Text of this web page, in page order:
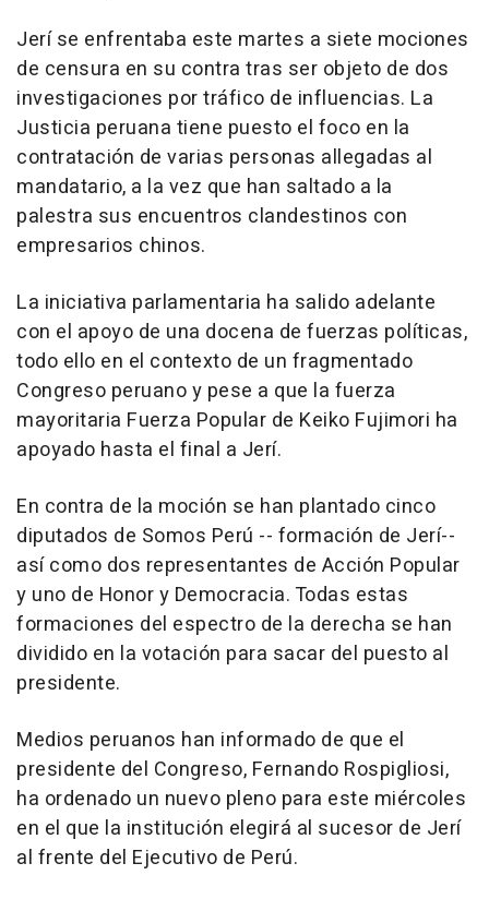
Jerí se enfrentaba este martes a siete mociones
de censura en su contra tras ser objeto de dos
investigaciones por tráfico de influencias. La
Justicia peruana tiene puesto el foco en la
contratación de varias personas allegadas al
mandatario, a la vez que han saltado a la
palestra sus encuentros clandestinos con
empresarios chinos.
La iniciativa parlamentaria ha salido adelante
con el apoyo de una docena de fuerzas políticas,
todo ello en el contexto de un fragmentado
Congreso peruano y pese a que la fuerza
mayoritaria Fuerza Popular de Keiko Fujimori ha
apoyado hasta el final a Jerí.
En contra de la moción se han plantado cinco
diputados de Somos Perú -- formación de Jerí--
así como dos representantes de Acción Popular
y uno de Honor y Democracia. Todas estas
formaciones del espectro de la derecha se han
dividido en la votación para sacar del puesto al
presidente.
Medios peruanos han informado de que el
presidente del Congreso, Fernando Rospigliosi,
ha ordenado un nuevo pleno para este miércoles
en el que la institución elegirá al sucesor de Jerí
al frente del Ejecutivo de Perú.